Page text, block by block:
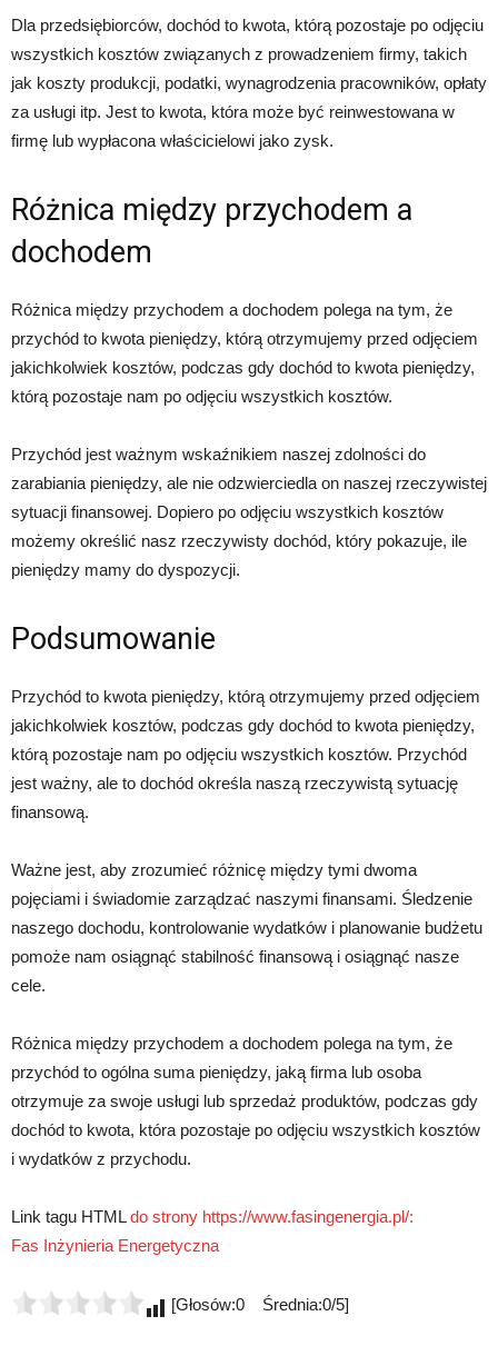
Dla przedsiębiorców, dochód to kwota, którą pozostaje po odjęciu
wszystkich kosztów związanych z prowadzeniem firmy, takich
jak koszty produkcji, podatki, wynagrodzenia pracowników, opłaty
za usługi itp. Jest to kwota, która może być reinwestowana w
firmę lub wypłacona właścicielowi jako zysk.
Różnica między przychodem a
dochodem
Różnica między przychodem a dochodem polega na tym, że
przychód to kwota pieniędzy, którą otrzymujemy przed odjęciem
jakichkolwiek kosztów, podczas gdy dochód to kwota pieniędzy,
którą pozostaje nam po odjęciu wszystkich kosztów.
Przychód jest ważnym wskaźnikiem naszej zdolności do
zarabiania pieniędzy, ale nie odzwierciedla on naszej rzeczywistej
sytuacji finansowej. Dopiero po odjęciu wszystkich kosztów
możemy określić nasz rzeczywisty dochód, który pokazuje, ile
pieniędzy mamy do dyspozycji.
Podsumowanie
Przychód to kwota pieniędzy, którą otrzymujemy przed odjęciem
jakichkolwiek kosztów, podczas gdy dochód to kwota pieniędzy,
którą pozostaje nam po odjęciu wszystkich kosztów. Przychód
jest ważny, ale to dochód określa naszą rzeczywistą sytuację
finansową.
Ważne jest, aby zrozumieć różnicę między tymi dwoma
pojęciami i świadomie zarządzać naszymi finansami. Śledzenie
naszego dochodu, kontrolowanie wydatków i planowanie budżetu
pomoże nam osiągnąć stabilność finansową i osiągnąć nasze
cele.
Różnica między przychodem a dochodem polega na tym, że
przychód to ogólna suma pieniędzy, jaką firma lub osoba
otrzymuje za swoje usługi lub sprzedaż produktów, podczas gdy
dochód to kwota, która pozostaje po odjęciu wszystkich kosztów
i wydatków z przychodu.
Link tagu HTMLdo strony https://www.fasingenergia.pl/:
Fas Inżynieria Energetyczna
[Głosów:0 Średnia:0/5]